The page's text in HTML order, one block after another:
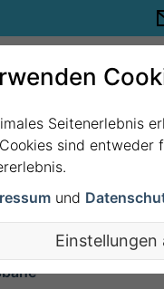
-
Seitenerlebnis
sind entweder
und
Einstellungen